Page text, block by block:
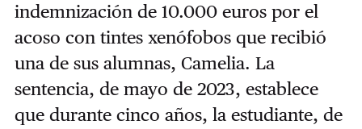
indemnización de 10.000 euros por el
acoso con tintes xenófobos que recibió
una de sus alumnas, Camelia. La
sentencia, de mayo de 2023, establece
que durante cinco años, la estudiante, de